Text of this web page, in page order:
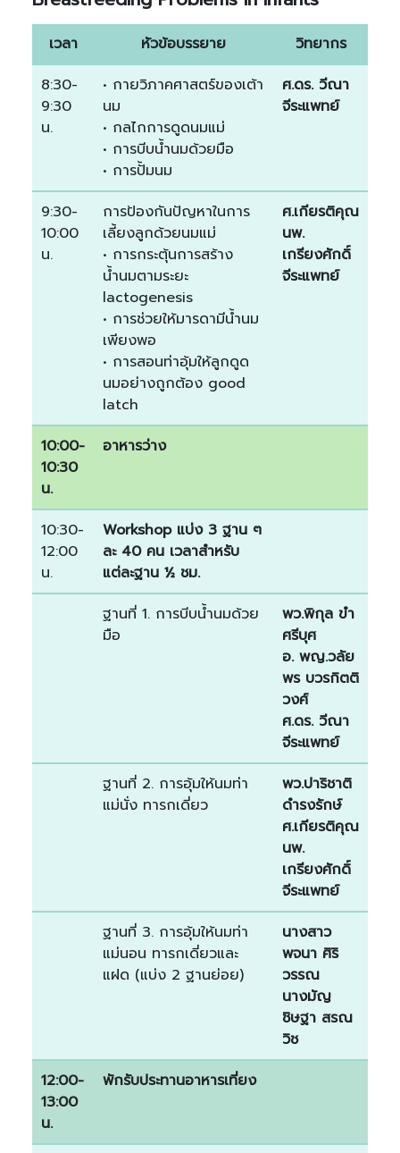
เวลา หัวข้อบรรยาย
วิทยากร
8:30-
9:30
น.
• กายวิภาคศาสตร์ของเต้า
นม
• กลไกการดูดนมแม่
• การบีบน้ำนมด้วยมือ
• การปั้มนม
ศ.ดร. วีณา
จีระแพทย์
9:30-
10:00
น.
การป้องกันปัญหาในการ
เลี้ยงลูกด้วยนมแม่
• การกระตุ้นการสร้าง
น้ำนมตามระยะ
lactogenesis
• การช่วยให้มารดามีน้ำนม
เพียงพอ
• การสอนท่าอุ้มให้ลูกดูด
นมอย่างถูกต้อง good
latch
ศ.เกียรติคุณ
นพ.
เกรียงศักดิ์
จีระแพทย์
10:00-
10:30
น.
อาหารว่าง
10:30-
12:00
น.
Workshop แบ่ง 3 ฐาน ๆ
ละ 40 คน เวลาสำหรับ
แต่ละฐาน ½ ชม.
ฐานที่ 1. การบีบน้ำนมด้วย
มือ
พว.พิกุล ขำ
ศรีบุศ
อ. พญ.วลัย
พร บวรกิตติ
วงศ์
ศ.ดร. วีณา
จีระแพทย์
ฐานที่ 2. การอุ้มให้นมท่า
แม่นั่ง ทารกเดี่ยว
พว.ปาริชาติ
ดำรงรักษ์
ศ.เกียรติคุณ
นพ.
เกรียงศักดิ์
จีระแพทย์
ฐานที่ 3. การอุ้มให้นมท่า
แม่นอน ทารกเดี่ยวและ
แฝด (แบ่ง 2 ฐานย่อย)
นางสาว
พจนา ศิริ
วรรณ
นางมัญ
ชิษฐา สรณ
วิช
12:00-
13:00
น.
พักรับประทานอาหารเที่ยง